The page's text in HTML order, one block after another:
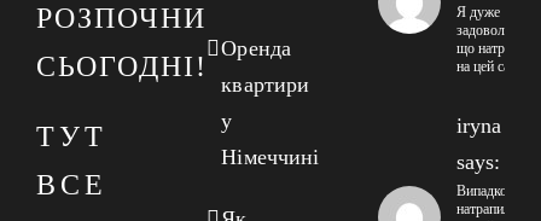
РОЗПОЧНИ
СЬОГОДНІ!
ТУТ
ВСЕ
Оренда
квартири
у
Німеччині
Я дуже
задоволений
що натрапив
на цей сайт
iryna
says:
Випадково
натрапила